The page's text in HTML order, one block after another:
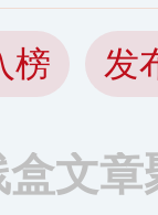
榜 发
盒文章